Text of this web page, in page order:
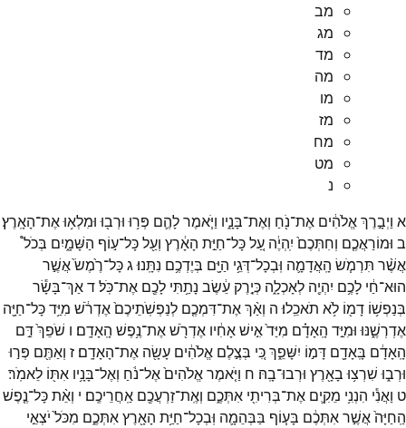
מב
מג
מד
מה
מו
מז
מח
מט
נ
א וַיְבָ֣רֶךְאֱלֹהִ֔ים אֶת־נֹ֖חַ וְאֶת־בָּנָ֑יו וַיֹּ֧אמֶרלָהֶ֛ם פְּר֥וּ וּרְב֖וּ וּמִלְא֥וּאֶת־הָאָֽרֶץ׃
ב וּמוֹרַאֲכֶ֤ם וְחִתְּכֶם֙ יִֽהְיֶ֔ה עַ֚לכָּל־חַיַּ֣ת הָאָ֔רֶץ וְעַ֖לכָּל־ע֣וֹף הַשָּׁמָ֑יִם בְּכֹל֩
אֲשֶׁ֨ר תִּרְמֹ֧שׂ הָֽאֲדָמָ֛ה וּֽבְכָל־דְּגֵ֥י הַיָּ֖ם בְּיֶדְכֶ֥ם נִתָּֽנוּ׃גכָּל־רֶ֙מֶשׂ֙אֲשֶׁ֣ר
הוּא־חַ֔י לָכֶ֥ם יִהְיֶ֖ה לְאָכְלָ֑ה כְּיֶ֣רֶק עֵ֔שֶׂב נָתַ֥תִּי לָכֶ֖ם אֶת־כֹּֽל׃דאַךְ־בָּשָׂ֕ר
בְּנַפְשׁ֥וֹ דָמ֖וֹ לֹ֥א תֹאכֵֽלוּ׃ ה וְאַ֨ךְאֶת־דִּמְכֶ֤ם לְנַפְשֹֽׁתֵיכֶם֙אֶדְרֹ֔שׁ מִיַּ֥דכָּל־חַיָּ֖ה
אֶדְרְשֶׁ֑נּוּ וּמִיַּ֣ד הָֽאָדָ֗ם מִיַּד֙אִ֣ישׁאָחִ֔יו אֶדְרֹ֖שׁאֶת־נֶ֥פֶשׁ הָֽאָדָֽם׃ ו שֹׁפֵךְ֙דַּ֣ם
הָֽאָדָ֔ם בָּֽאָדָ֖ם דָּמ֣וֹ יִשָּׁפֵ֑ךְכִּ֚י בְּצֶ֣לֶם אֱלֹהִ֔ים עָשָׂ֖ה אֶת־הָאָדָֽם׃ ז וְאַתֶּ֖ם פְּר֣וּ
וּרְב֑וּ שִׁרְצ֥וּ בָאָ֖רֶץ וּרְבוּ־בָֽהּ׃ ח וַיֹּ֤אמֶראֱלֹהִים֙אֶל־נֹ֔חַ וְאֶל־בָּנָ֥יו אִתּ֖וֹ לֵאמֹֽר׃
ט וַאֲנִ֕י הִנְנִ֥י מֵקִ֛ים אֶת־בְּרִיתִ֖י אִתְּכֶ֑ם וְאֶֽת־זַרְעֲכֶ֖ם אַֽחֲרֵיכֶֽם׃ י וְאֵ֨תכָּל־נֶ֤פֶשׁ
הַֽחַיָּה֙אֲשֶׁ֣ראִתְּכֶ֔ם בָּע֧וֹף בַּבְּהֵמָ֛ה וּֽבְכָל־חַיַּ֥ת הָאָ֖רֶץאִתְּכֶ֑ם מִכֹּל֙ יֹצְאֵ֣י